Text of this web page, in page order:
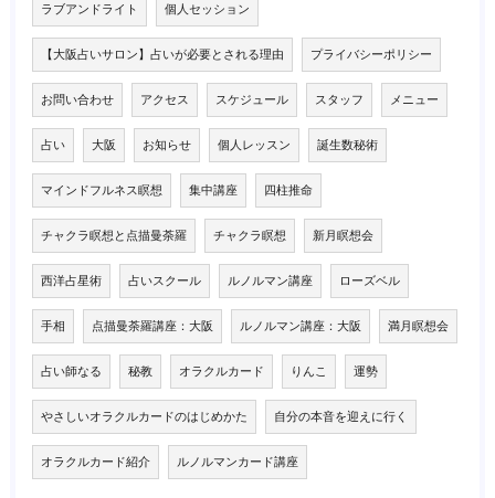
ラブアンドライト 個人セッション
【大阪占いサロン】占いが必要とされる理由 プライバシーポリシー
お問い合わせ アクセス スケジュール スタッフ メニュー
占い 大阪 お知らせ 個人レッスン 誕生数秘術
マインドフルネス瞑想 集中講座 四柱推命
チャクラ瞑想と点描曼荼羅 チャクラ瞑想 新月瞑想会
西洋占星術 占いスクール ルノルマン講座 ローズベル
手相 点描曼荼羅講座：大阪 ルノルマン講座：大阪 満月瞑想会
占い師なる 秘教 オラクルカード りんこ 運勢
やさしいオラクルカードのはじめかた 自分の本音を迎えに行く
オラクルカード紹介 ルノルマンカード講座